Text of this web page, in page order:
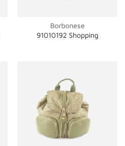
Borbonese
91010192 Shopping